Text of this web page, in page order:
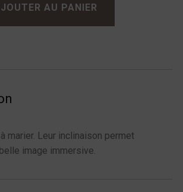
AU PANIER
marier. Leur inclinaison permet
image immersive.